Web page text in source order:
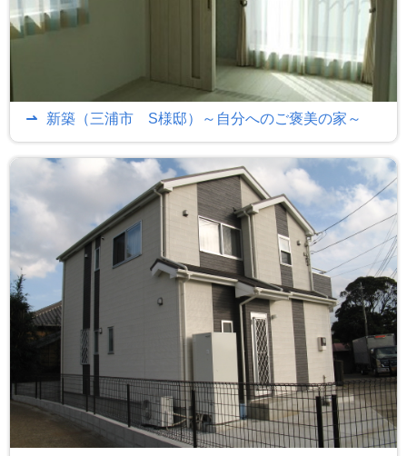
新築（三浦市 S様邸）～自分へのご褒美の家～